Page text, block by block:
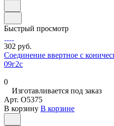
Быстрый просмотр
302 руб.
Соединение ввертное с
09г2с
0
Изготавливается под заказ
Арт. O5375
В корзину В корзине